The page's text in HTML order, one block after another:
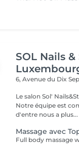
SOL Nails
6, Avenue du Dix
Le salon Sol'
Notre équipe est
d'entre nous a plus...
Massage avec